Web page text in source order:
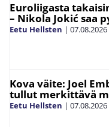
Euroliigasta
– Nikola Jokić saa
Eetu Hellsten | 07.08.2026
Kova väite: Joel
tullut merkittävä
Eetu Hellsten | 07.08.2026